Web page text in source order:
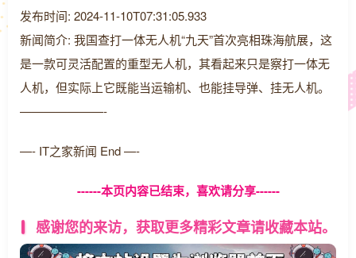
发布时间: 2024-11-10T07:31:05.933
新闻简介: 我国查打一体无人机“九天”首次亮相珠海航展，这
是一款可灵活配置的重型无人机，其看起来只是察打一体无
人机，但实际上它既能当运输机、也能挂导弹、挂无人机。
———————-
—- IT之家新闻 End —-
------本页内容已结束，喜欢请分享------
感谢您的来访，获取更多精彩文章请收藏本站。